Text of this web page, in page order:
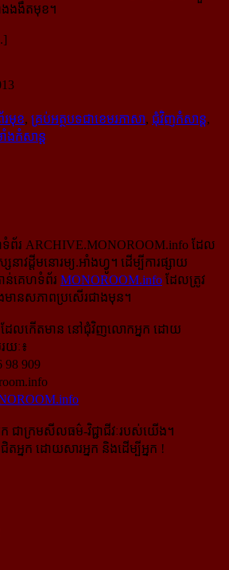
ងងងឹតមុខ។
រមុខ, គ្រប់អត្ថបទជាខេមរភាសា, ជុំវិញកំសាន្ដ,
ងកំសាន្ដ
ព័រ ARCHIVE.MONOROOM.info ដែល
ដ្ដីមនោរម្យ.អាំងហ្វូ។ ដើម្បីការផ្សាយ
ន់​គេហទំព័រ MONOROOM.info ដែលត្រូវ
មានសភាពប្រសើរជាងមុន។
ដែលកើតមាន នៅជុំវិញលោកអ្នក ដោយ
យៈ៖
98 909
ក ជាក្រមសីលធម៌-​វិជ្ជាជីវៈ​របស់យើង។
តអ្នក ដោយសារអ្នក និងដើម្បីអ្នក !